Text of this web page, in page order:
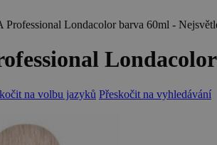
Londacolor barva 60ml -
na volbu jazyků Přeskočit na vyhledávání